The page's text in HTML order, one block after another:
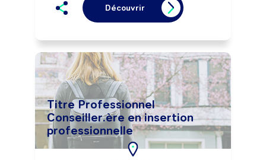
Découvrir
Titre Professionnel
Conseiller.ère en insertion
professionnelle